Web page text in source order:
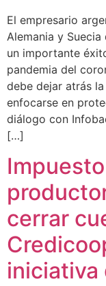
El empresario
Alemania y
un importante
pandemia del
debe dejar atrás
enfocarse en
diálogo con
[…]
cerrar
iniciativa